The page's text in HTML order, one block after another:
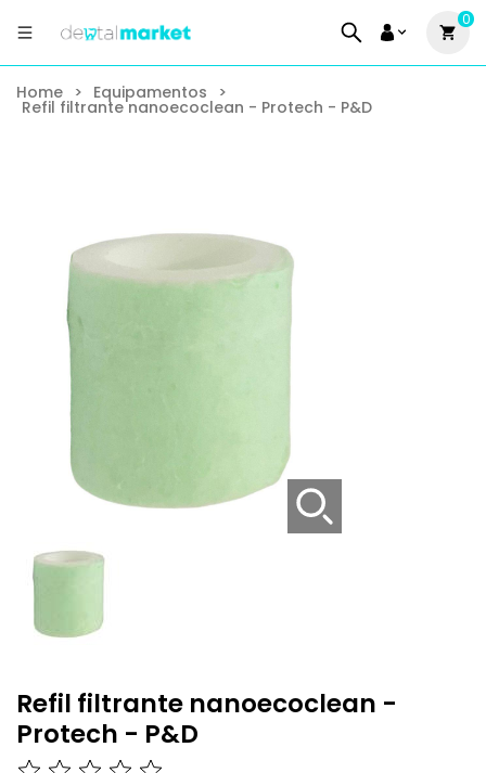
0
Home > Equipamentos >
Refil filtrante nanoecoclean - Protech - P&D
Refil filtrante nanoecoclean -
Protech - P&D